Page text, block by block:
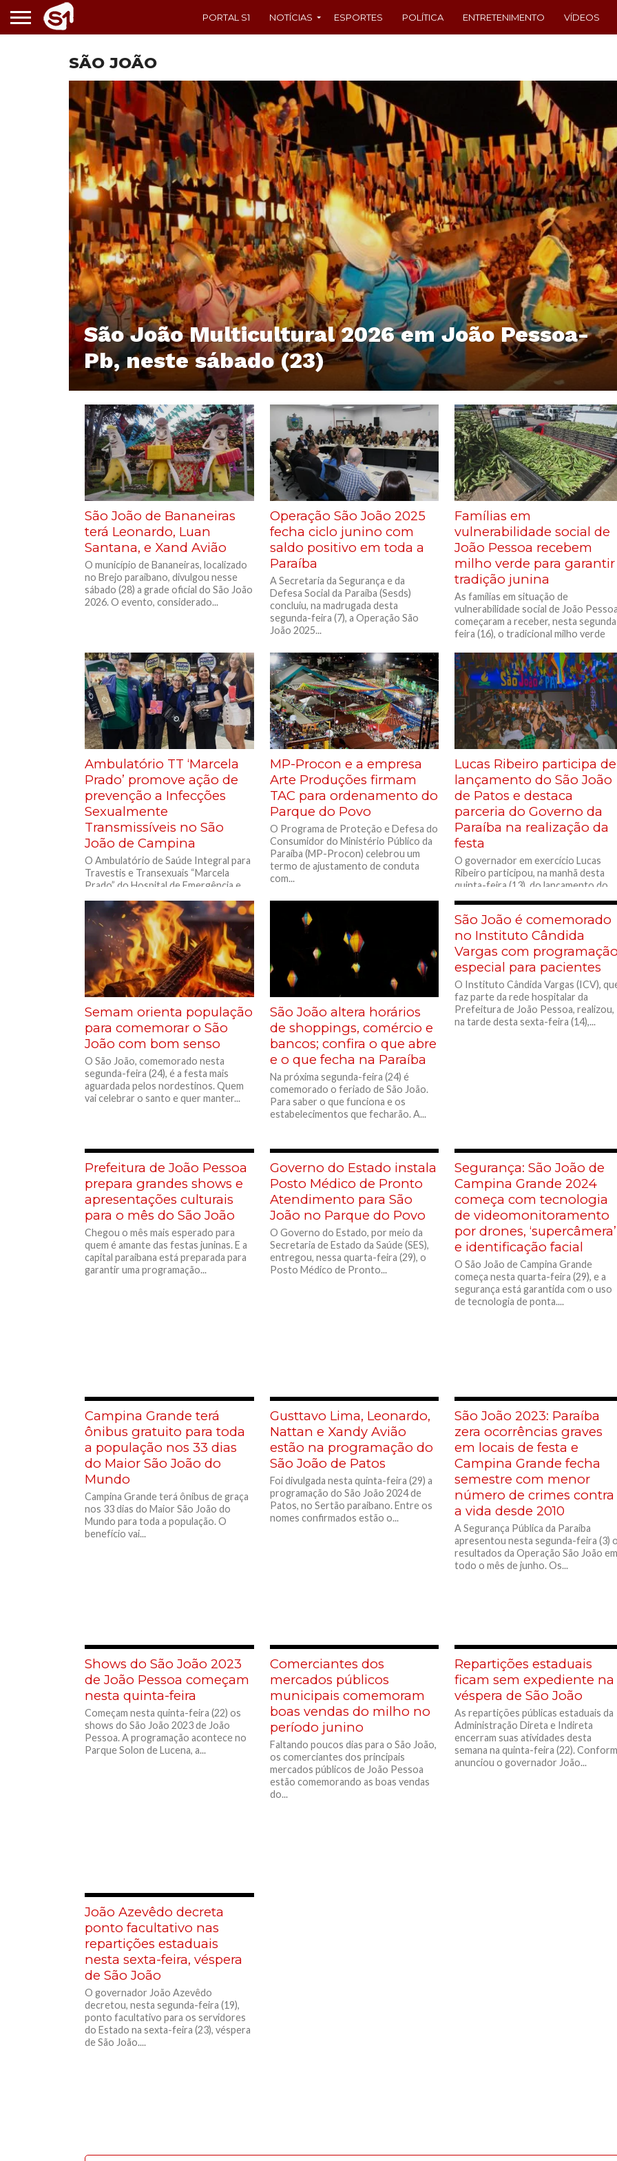
PORTAL S1 NOTÍCIAS ESPORTES POLÍTICA ENTRETENIMENTO VÍDEOS
SÃO JOÃO
São João Multicultural 2026 em João Pessoa-
Pb, neste sábado (23)
São João de Bananeiras
terá Leonardo, Luan
Santana, e Xand Avião
O município de Bananeiras, localizado
no Brejo paraibano, divulgou nesse
sábado (28) a grade oficial do São João
2026. O evento, considerado...
Operação São João 2025
fecha ciclo junino com
saldo positivo em toda a
Paraíba
A Secretaria da Segurança e da
Defesa Social da Paraíba (Sesds)
concluiu, na madrugada desta
segunda-feira (7), a Operação São
João 2025...
Famílias em
vulnerabilidade social de
João Pessoa recebem
milho verde para garantir
tradição junina
As famílias em situação de
vulnerabilidade social de João
começaram a receber, nesta
feira (16), o tradicional milho verde
Ambulatório TT ‘Marcela
Prado’ promove ação de
prevenção a Infecções
Sexualmente
Transmissíveis no São
João de Campina
O Ambulatório de Saúde Integral para
Travestis e Transexuais “Marcela
Prado” do Hospital de Emergência e
que...
MP-Procon e a empresa
Arte Produções firmam
TAC para ordenamento do
Parque do Povo
O Programa de Proteção e Defesa do
Consumidor do Ministério Público da
Paraíba (MP-Procon) celebrou um
termo de ajustamento de conduta
com...
Lucas Ribeiro participa de
lançamento do São João
de Patos e destaca
parceria do Governo da
Paraíba na realização da
festa
O governador em exercício Lucas
Ribeiro participou, na manhã desta
quinta-feira (13), do lançamento do
Semam orienta população
para comemorar o São
João com bom senso
O São João, comemorado nesta
segunda-feira (24), é a festa mais
aguardada pelos nordestinos. Quem
vai celebrar o santo e quer manter...
São João altera horários
de shoppings, comércio e
bancos; confira o que abre
e o que fecha na Paraíba
Na próxima segunda-feira (24) é
comemorado o feriado de São João.
Para saber o que funciona e os
estabelecimentos que fecharão. A...
São João é comemorado
no Instituto Cândida
Vargas com
especial para pacientes
O Instituto Cândida Vargas (ICV),
faz parte da rede hospitalar da
Prefeitura de João Pessoa, realizou,
na tarde desta sexta-feira (14),...
Prefeitura de João Pessoa
prepara grandes shows e
apresentações culturais
para o mês do São João
Chegou o mês mais esperado para
quem é amante das festas juninas. E a
capital paraibana está preparada para
garantir uma programação...
Governo do Estado instala
Posto Médico de Pronto
Atendimento para São
João no Parque do Povo
O Governo do Estado, por meio da
Secretaria de Estado da Saúde (SES),
entregou, nessa quarta-feira (29), o
Posto Médico de Pronto...
Segurança: São João de
Campina Grande 2024
começa com tecnologia
de videomonitoramento
por drones, ‘supercâmera’
e identificação facial
O São João de Campina Grande
começa nesta quarta-feira (29), e a
segurança está garantida com o uso
de tecnologia de ponta....
Campina Grande terá
ônibus gratuito para toda
a população nos 33 dias
do Maior São João do
Mundo
Campina Grande terá ônibus de graça
nos 33 dias do Maior São João do
Mundo para toda a população. O
benefício vai...
Gusttavo Lima, Leonardo,
Nattan e Xandy Avião
estão na programação do
São João de Patos
Foi divulgada nesta quinta-feira (29) a
programação do São João 2024 de
Patos, no Sertão paraibano. Entre os
nomes confirmados estão o...
São João 2023: Paraíba
zera ocorrências graves
em locais de festa e
Campina Grande fecha
semestre com menor
número de crimes contra
a vida desde 2010
A Segurança Pública da Paraíba
apresentou nesta segunda-feira (3)
resultados da Operação São João
todo o mês de junho. Os...
Shows do São João 2023
de João Pessoa começam
nesta quinta-feira
Começam nesta quinta-feira (22) os
shows do São João 2023 de João
Pessoa. A programação acontece no
Parque Solon de Lucena, a...
Comerciantes dos
mercados públicos
municipais comemoram
boas vendas do milho no
período junino
Faltando poucos dias para o São João,
os comerciantes dos principais
mercados públicos de João Pessoa
estão comemorando as boas vendas
do...
Repartições estaduais
ficam sem expediente na
véspera de São João
As repartições públicas estaduais da
Administração Direta e Indireta
encerram suas atividades desta
semana na quinta-feira (22).
anunciou o governador João...
João Azevêdo decreta
ponto facultativo nas
repartições estaduais
nesta sexta-feira, véspera
de São João
O governador João Azevêdo
decretou, nesta segunda-feira (19),
ponto facultativo para os servidores
do Estado na sexta-feira (23), véspera
de São João....